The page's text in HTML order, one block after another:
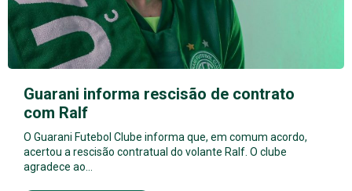
Guarani informa rescisão de contrato
com Ralf
O Guarani Futebol Clube informa que, em comum acordo,
acertou a rescisão contratual do volante Ralf. O clube
agradece ao…